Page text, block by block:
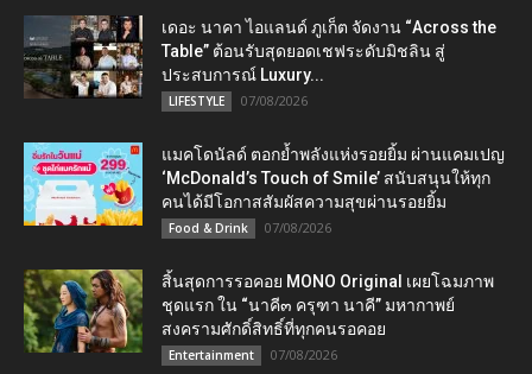
เดอะ นาคา ไอแลนด์ ภูเก็ต จัดงาน “Across the
Table” ต้อนรับสุดยอดเชฟระดับมิชลิน สู่
ประสบการณ์ Luxury...
LIFESTYLE 07/08/2026
แมคโดนัลด์ ตอกย้ำพลังแห่งรอยยิ้ม ผ่านแคมเปญ
‘McDonald’s Touch of Smile’ สนับสนุนให้ทุก
คนได้มีโอกาสสัมผัสความสุขผ่านรอยยิ้ม
Food & Drink 07/08/2026
สิ้นสุดการรอคอย MONO Original เผยโฉมภาพ
ชุดแรก ใน “นาคี๓ ครุฑา นาคี” มหากาพย์
สงครามศักดิ์สิทธิ์ที่ทุกคนรอคอย
Entertainment 07/08/2026